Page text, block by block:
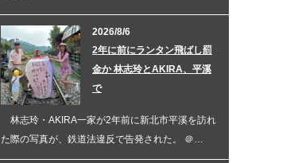
2026/8/6
2年に前にランタン飛ばし罰
金か 林志玲とAKIRA、平溪
で
林志玲・AKIRA一家が2年前に新北市平溪を訪れ
た際の写真が、鉄道法違反で告発された。 ＠…